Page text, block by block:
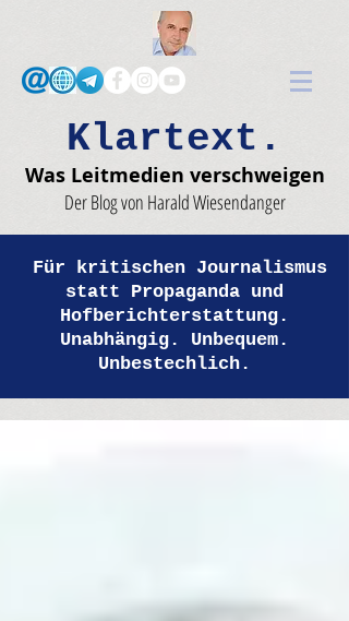
Klartext.
Was Leitmedien verschweigen
Der Blog von Harald Wiesendanger
Für kritischen Journalismus
statt Propaganda und
Hofberichterstattung.
Unabhängig. Unbequem.
Unbestechlich.